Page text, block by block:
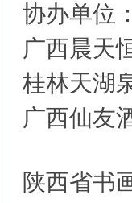
协办单位：
广西晨天
桂林天湖
广西仙友
陕西省书